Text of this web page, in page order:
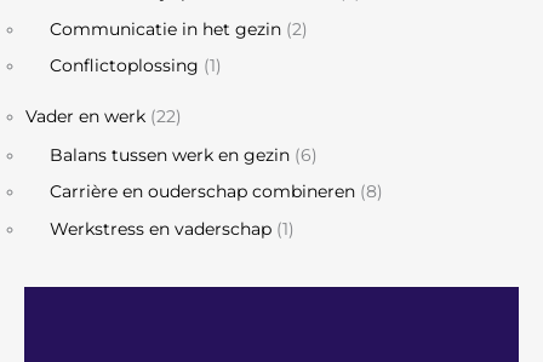
Communicatie in het gezin (2)
Conflictoplossing (1)
Vader en werk (22)
Balans tussen werk en gezin (6)
Carrière en ouderschap combineren (8)
Werkstress en vaderschap (1)